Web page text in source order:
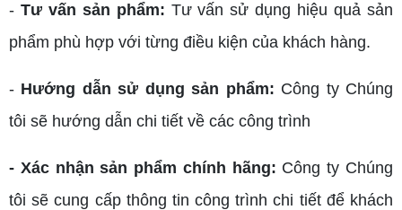
- Tư vấn sản phẩm: Tư vấn sử dụng hiệu quả sản
phẩm phù hợp với từng điều kiện của khách hàng.
- Hướng dẫn sử dụng sản phẩm: Công ty Chúng
tôi sẽ hướng dẫn chi tiết về các công trình
- Xác nhận sản phẩm chính hãng: Công ty Chúng
tôi sẽ cung cấp thông tin công trình chi tiết để khách